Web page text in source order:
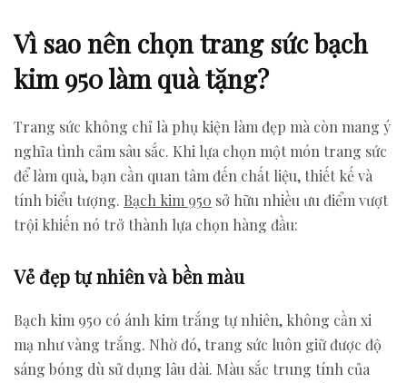
Vì sao nên chọn trang sức bạch
kim 950 làm quà tặng?
Trang sức không chỉ là phụ kiện làm đẹp mà còn mang ý
nghĩa tình cảm sâu sắc. Khi lựa chọn một món trang sức
để làm quà, bạn cần quan tâm đến chất liệu, thiết kế và
tính biểu tượng. Bạch kim 950 sở hữu nhiều ưu điểm vượt
trội khiến nó trở thành lựa chọn hàng đầu:
Vẻ đẹp tự nhiên và bền màu
Bạch kim 950 có ánh kim trắng tự nhiên, không cần xi
mạ như vàng trắng. Nhờ đó, trang sức luôn giữ được độ
sáng bóng dù sử dụng lâu dài. Màu sắc trung tính của